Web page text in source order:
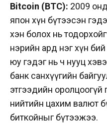
Bitcoin (BTC): 2009
япон хүн бүтээсэн
хэн болох нь
нэрийн ард нэг хүн
юу гэдэг нь ч нууц
банк санхүүгийн
этгээдийн оролцоогүй
нийтийн цахим валют
биткойныг бүтээжээ.